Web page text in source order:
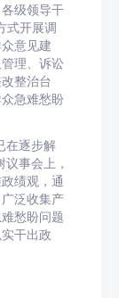
级领导干
式开展调
意见建
理、诉讼
整治台
急难愁盼
在逐步解
事会上，
绩观，通
泛收集产
愁盼问题
干出政